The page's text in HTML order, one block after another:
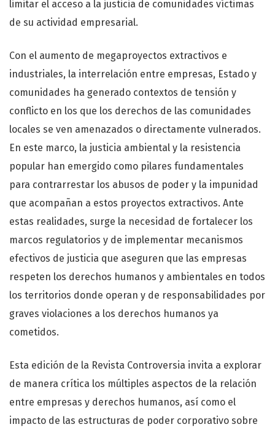
limitar el acceso a la justicia de comunidades víctimas
de su actividad empresarial.
Con el aumento de megaproyectos extractivos e
industriales, la interrelación entre empresas, Estado y
comunidades ha generado contextos de tensión y
conflicto en los que los derechos de las comunidades
locales se ven amenazados o directamente vulnerados.
En este marco, la justicia ambiental y la resistencia
popular han emergido como pilares fundamentales
para contrarrestar los abusos de poder y la impunidad
que acompañan a estos proyectos extractivos. Ante
estas realidades, surge la necesidad de fortalecer los
marcos regulatorios y de implementar mecanismos
efectivos de justicia que aseguren que las empresas
respeten los derechos humanos y ambientales en todos
los territorios donde operan y de responsabilidades por
graves violaciones a los derechos humanos ya
cometidos.
Esta edición de la Revista Controversia invita a explorar
de manera crítica los múltiples aspectos de la relación
entre empresas y derechos humanos, así como el
impacto de las estructuras de poder corporativo sobre